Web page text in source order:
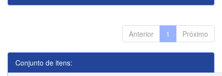
Anterior 1 Próximo
Conjunto de itens: